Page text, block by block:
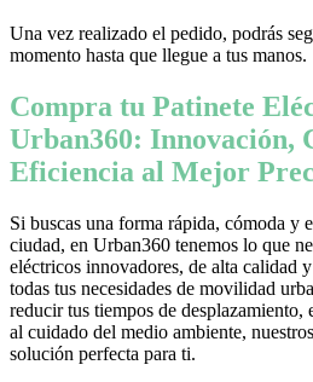
Una vez realizado el pedido, podrás
momento hasta que llegue a tus manos.
Compra tu Patinete
Urban360: Innovación,
Eficiencia al Mejor
Si buscas una forma rápida, cómoda y
ciudad, en Urban360 tenemos lo que
eléctricos innovadores, de alta calidad
todas tus necesidades de movilidad
reducir tus tiempos de
al cuidado del medio ambiente,
solución perfecta para ti.